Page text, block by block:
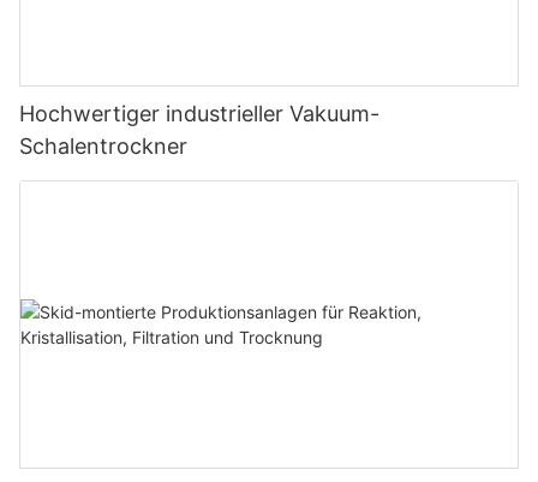
Hochwertiger industrieller Vakuum-
Schalentrockner